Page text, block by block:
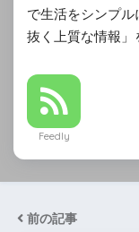
で生活をシンプ
抜く上質な情報」
Feedly
前の記事